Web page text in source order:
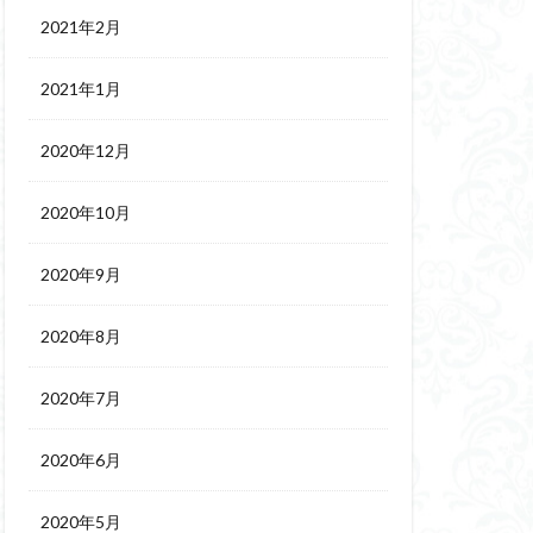
2021年2月
2021年1月
2020年12月
2020年10月
2020年9月
2020年8月
2020年7月
2020年6月
2020年5月